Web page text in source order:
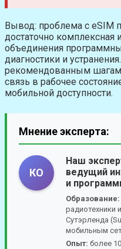
Вывод: проблема с eSIM
достаточно комплексная
объединения
диагностики и
рекомендованным
связь в рабочее
мобильной доступности.
Мнение эксперта:
КО
Наш
ведущий
и
Образование:
радиотехники
Сутэрленда
мобильным
Опыт: более